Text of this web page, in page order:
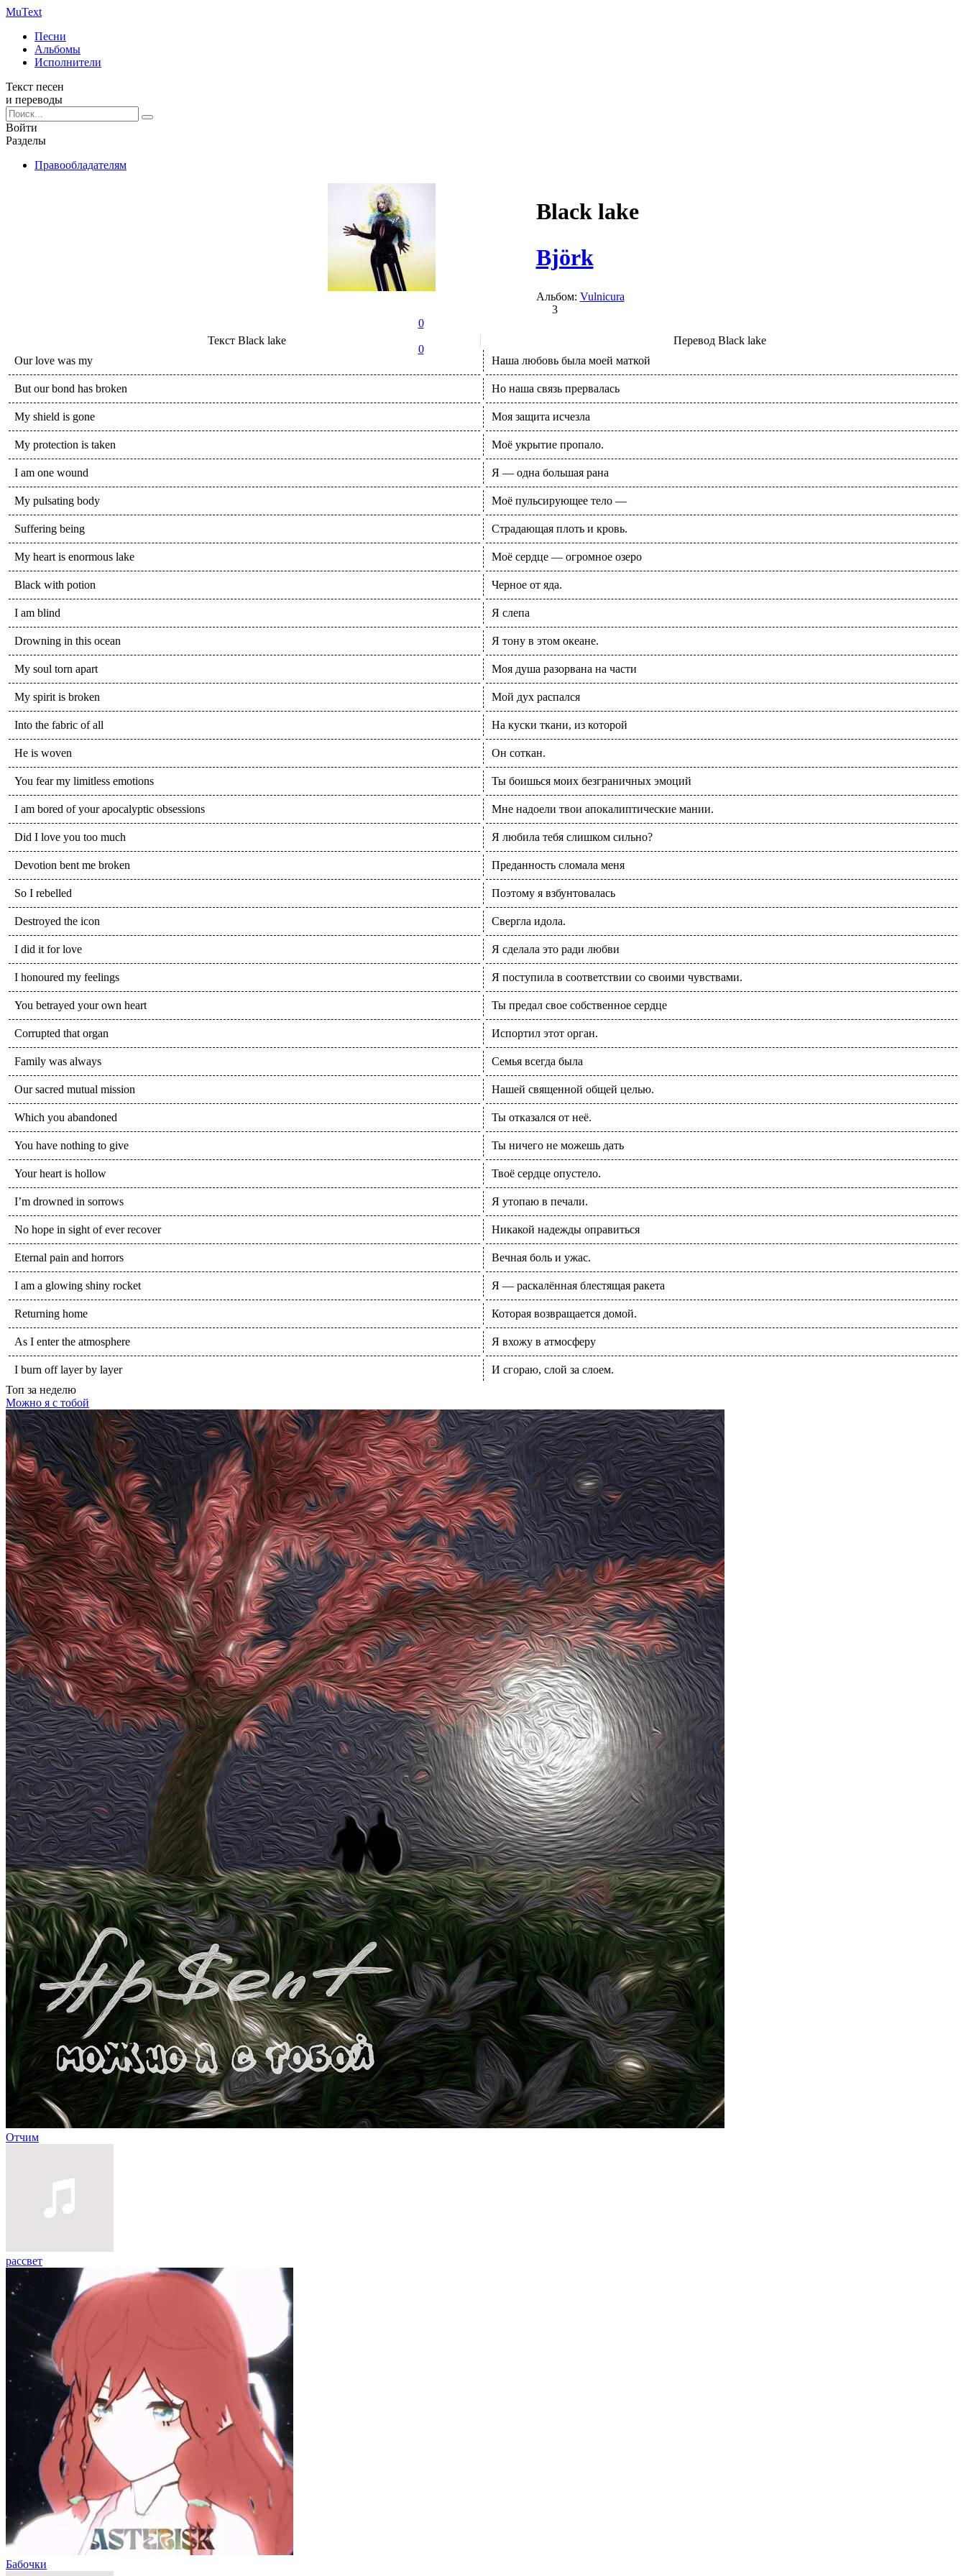
MuText
Песни
Альбомы
Исполнители
Текст песен
и переводы
Войти
Разделы
Правообладателям
0
0
Black lake
Björk
Альбом: Vulnicura
3
ТекстBlack lake ПереводBlack lake
Our love was my
But our bond has broken
My shield is gone
My protection is taken
I am one wound
My pulsating body
Suffering being
My heart is enormous lake
Black with potion
I am blind
Drowning in this ocean
My soul torn apart
My spirit is broken
Into the fabric of all
He is woven
You fear my limitless emotions
I am bored of your apocalyptic obsessions
Did I love you too much
Devotion bent me broken
So I rebelled
Destroyed the icon
I did it for love
I honoured my feelings
You betrayed your own heart
Corrupted that organ
Family was always
Our sacred mutual mission
Which you abandoned
You have nothing to give
Your heart is hollow
I’m drowned in sorrows
No hope in sight of ever recover
Eternal pain and horrors
I am a glowing shiny rocket
Returning home
As I enter the atmosphere
I burn off layer by layer
Наша любовь была моей маткой
Но наша связь прервалась
Моя защита исчезла
Моё укрытие пропало.
Я — одна большая рана
Моё пульсирующее тело —
Страдающая плоть и кровь.
Моё сердце — огромное озеро
Черное от яда.
Я слепа
Я тону в этом океане.
Моя душа разорвана на части
Мой дух распался
На куски ткани, из которой
Он соткан.
Ты боишься моих безграничных эмоций
Мне надоели твои апокалиптические мании.
Я любила тебя слишком сильно?
Преданность сломала меня
Поэтому я взбунтовалась
Свергла идола.
Я сделала это ради любви
Я поступила в соответствии со своими чувствами.
Ты предал свое собственное сердце
Испортил этот орган.
Семья всегда была
Нашей священной общей целью.
Ты отказался от неё.
Ты ничего не можешь дать
Твоё сердце опустело.
Я утопаю в печали.
Никакой надежды оправиться
Вечная боль и ужас.
Я — раскалённая блестящая ракета
Которая возвращается домой.
Я вхожу в атмосферу
И сгораю, слой за слоем.
Топ за неделю
Можно я с тобой
Отчим
рассвет
Бабочки